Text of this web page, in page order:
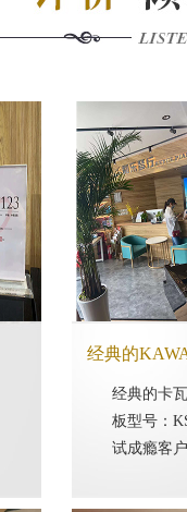
经典的卡
板型号：
试成瘾客